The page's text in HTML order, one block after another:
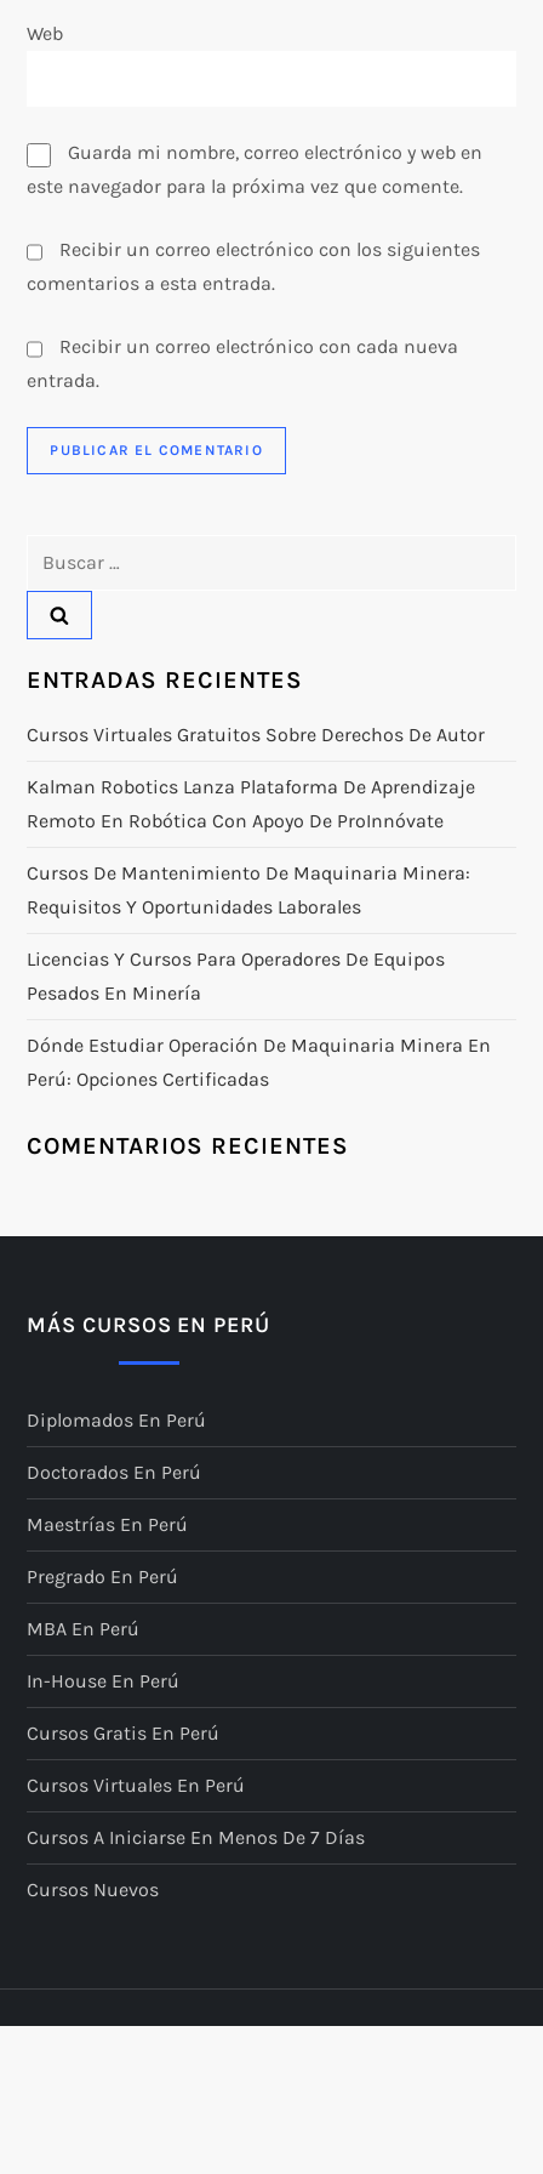
Web
Guarda mi nombre, correo electrónico y web en
este navegador para la próxima vez que comente.
Recibir un correo electrónico con los siguientes
comentarios a esta entrada.
Recibir un correo electrónico con cada nueva
entrada.
ENTRADAS RECIENTES
Cursos Virtuales Gratuitos Sobre Derechos De Autor
Kalman Robotics Lanza Plataforma De Aprendizaje
Remoto En Robótica Con Apoyo De ProInnóvate
Cursos De Mantenimiento De Maquinaria Minera:
Requisitos Y Oportunidades Laborales
Licencias Y Cursos Para Operadores De Equipos
Pesados En Minería
Dónde Estudiar Operación De Maquinaria Minera En
Perú: Opciones Certificadas
COMENTARIOS RECIENTES
MÁS CURSOS EN PERÚ
Diplomados En Perú
Doctorados En Perú
Maestrías En Perú
Pregrado En Perú
MBA En Perú
In-House En Perú
Cursos Gratis En Perú
Cursos Virtuales En Perú
Cursos A Iniciarse En Menos De 7 Días
Cursos Nuevos